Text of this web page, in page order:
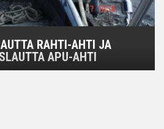
RAHTI-AHTI JA
APU-AHTI